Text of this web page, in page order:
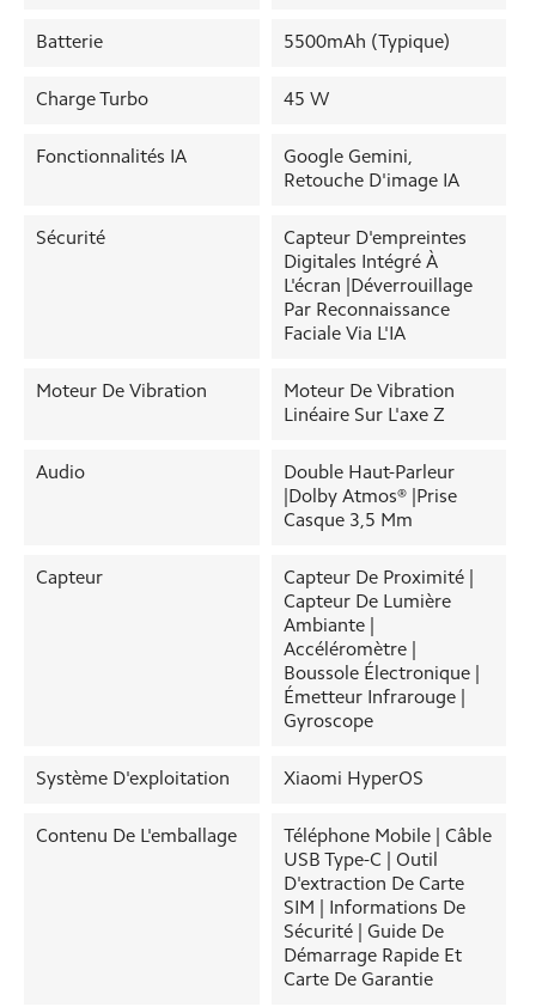
Batterie 5500mAh (typique)
Charge Turbo 45 W
Fonctionnalités IA
Google Gemini,
Retouche D'image IA
Sécurité
Capteur D'empreintes
Digitales Intégré À
L'écran |Déverrouillage
Par Reconnaissance
Faciale Via L'IA
Moteur De Vibration
Moteur De Vibration
Linéaire Sur L'axe Z
Audio
Double Haut-Parleur
|Dolby Atmos® |Prise
Casque 3,5 Mm
Capteur
Capteur De Proximité |
Capteur De Lumière
Ambiante |
Accéléromètre |
Boussole Électronique |
Émetteur Infrarouge |
Gyroscope
Système D'exploitation Xiaomi HyperOS
Contenu De L'emballage
Téléphone Mobile | Câble
USB Type-C | Outil
D'extraction De Carte
SIM | Informations De
Sécurité | Guide De
Démarrage Rapide Et
Carte De Garantie